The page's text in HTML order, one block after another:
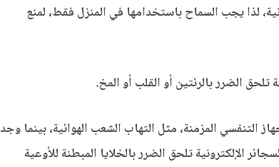
لذا يجب السماح باستخدامها في المنزل فقط، لمنع
تلحق الضرر بالرئتين أو القلب أو المخ.
التنفسي المزمنة، مثل التهاب الشعب الهوائية، بينما وجد
الإلكترونية تلحق الضرر بالخلايا المبطنة للأوعية